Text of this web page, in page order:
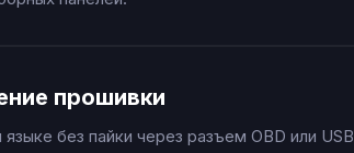
прошивки
без пайки через разъем OBD или USB